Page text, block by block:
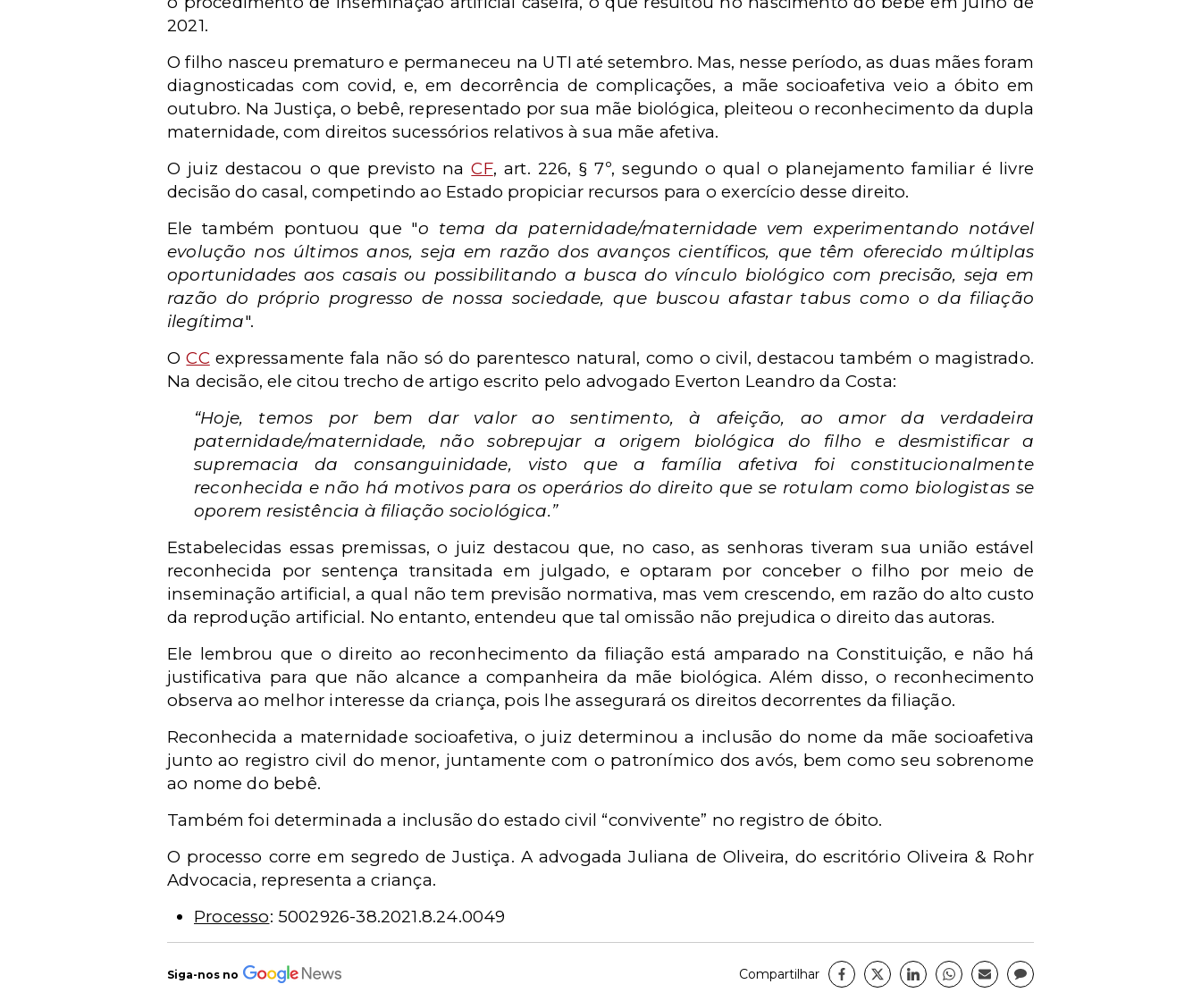
2021.
O filho nasceu prematuro e permaneceu na UTI até setembro. Mas, nesse período, as duas mães foram
diagnosticadas com covid, e, em decorrência de complicações, a mãe socioafetiva veio a óbito em
outubro. Na Justiça, o bebê, representado por sua mãe biológica, pleiteou o reconhecimento da dupla
maternidade, com direitos sucessórios relativos à sua mãe afetiva.
O juiz destacou o que previsto naCF, art. 226, § 7º, segundo o qual o planejamento familiar é livre
decisão do casal, competindo ao Estado propiciar recursos para o exercício desse direito.
Ele também pontuou que "o tema da paternidade/maternidade vem experimentando notável
evolução nos últimos anos, seja em razão dos avanços científicos, que têm oferecido múltiplas
oportunidades aos casais ou possibilitando a busca do vínculo biológico com precisão, seja em
razão do próprio progresso de nossa sociedade, que buscou afastar tabus como o da filiação
ilegítima".
OCC expressamente fala não só do parentesco natural, como o civil, destacou também o magistrado.
Na decisão, ele citou trecho de artigo escrito pelo advogado Everton Leandro da Costa:
“Hoje, temos por bem dar valor ao sentimento, à afeição, ao amor da verdadeira
paternidade/maternidade, não sobrepujar a origem biológica do filho e desmistificar a
supremacia da consanguinidade, visto que a família afetiva foiconstitucionalmente
reconhecida e não há motivos para os operários do direito que se rotulam como biologistas se
oporem resistência à filiação sociológica.”
Estabelecidas essas premissas, o juiz destacou que, no caso, as senhoras tiveram sua união estável
reconhecida por sentença transitada em julgado, e optaram por conceber o filho por meio de
inseminação artificial, a qual não tem previsão normativa, mas vem crescendo, em razão do alto custo
da reprodução artificial. No entanto, entendeu que tal omissão não prejudica o direito das autoras.
Ele lembrou que o direito ao reconhecimento da filiação está amparado na Constituição, e não há
justificativa para que não alcance a companheira da mãe biológica. Além disso, o reconhecimento
observa ao melhor interesse da criança, pois lhe assegurará os direitos decorrentes da filiação.
Reconhecida a maternidade socioafetiva, o juiz determinou a inclusão do nome da mãe socioafetiva
junto ao registro civil do menor, juntamente com o patronímico dos avós, bem como seu sobrenome
ao nome do bebê.
Também foi determinada a inclusão do estado civil “convivente” no registro de óbito.
O processo corre em segredo de Justiça. A advogada Juliana de Oliveira, do escritório Oliveira & Rohr
Advocacia, representa a criança.
Processo: 5002926-38.2021.8.24.0049
Siga-nos no Compartilhar